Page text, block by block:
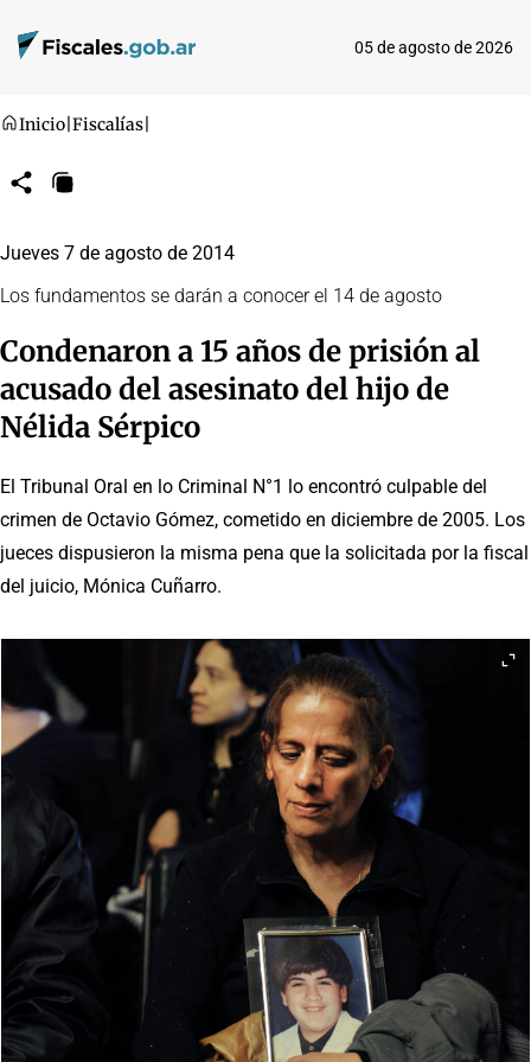
05 de agosto de 2026
Inicio Fiscalías
CompartirCopiar
Jueves 7 de agosto de 2014
Los fundamentos se darán a conocer el 14 de agosto
Condenaron a 15 años de prisión al
acusado del asesinato del hijo de
Nélida Sérpico
El Tribunal Oral en lo Criminal N°1 lo encontró culpable del
crimen de Octavio Gómez, cometido en diciembre de 2005. Los
jueces dispusieron la misma pena que la solicitada por la fiscal
del juicio, Mónica Cuñarro.